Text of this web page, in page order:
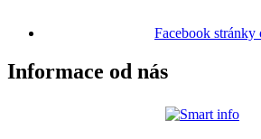
Facebook stránky
Informace od nás